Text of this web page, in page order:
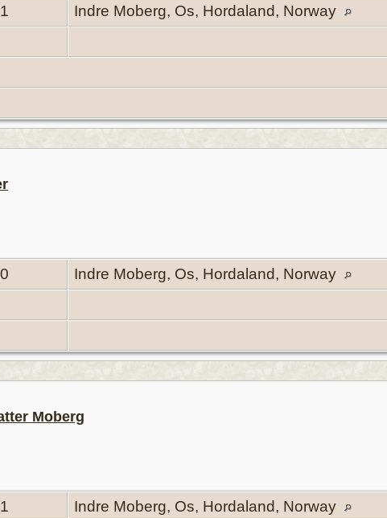
Indre Moberg, Os, Hordaland, Norway
Indre Moberg, Os, Hordaland, Norway
Moberg
Indre Moberg, Os, Hordaland, Norway